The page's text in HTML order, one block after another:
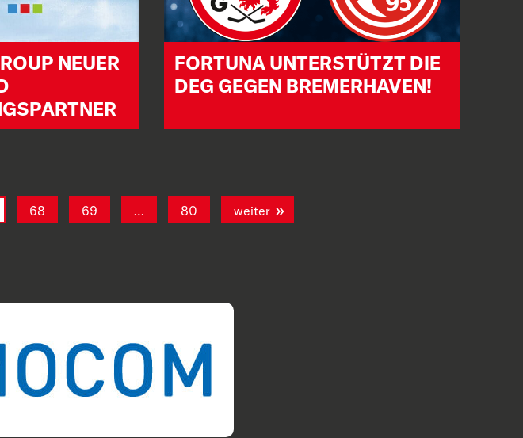
NEUER
FORTUNA UNTERSTÜTZT DIE
DEG GEGEN BREMERHAVEN!
68 69 … 80 weiter